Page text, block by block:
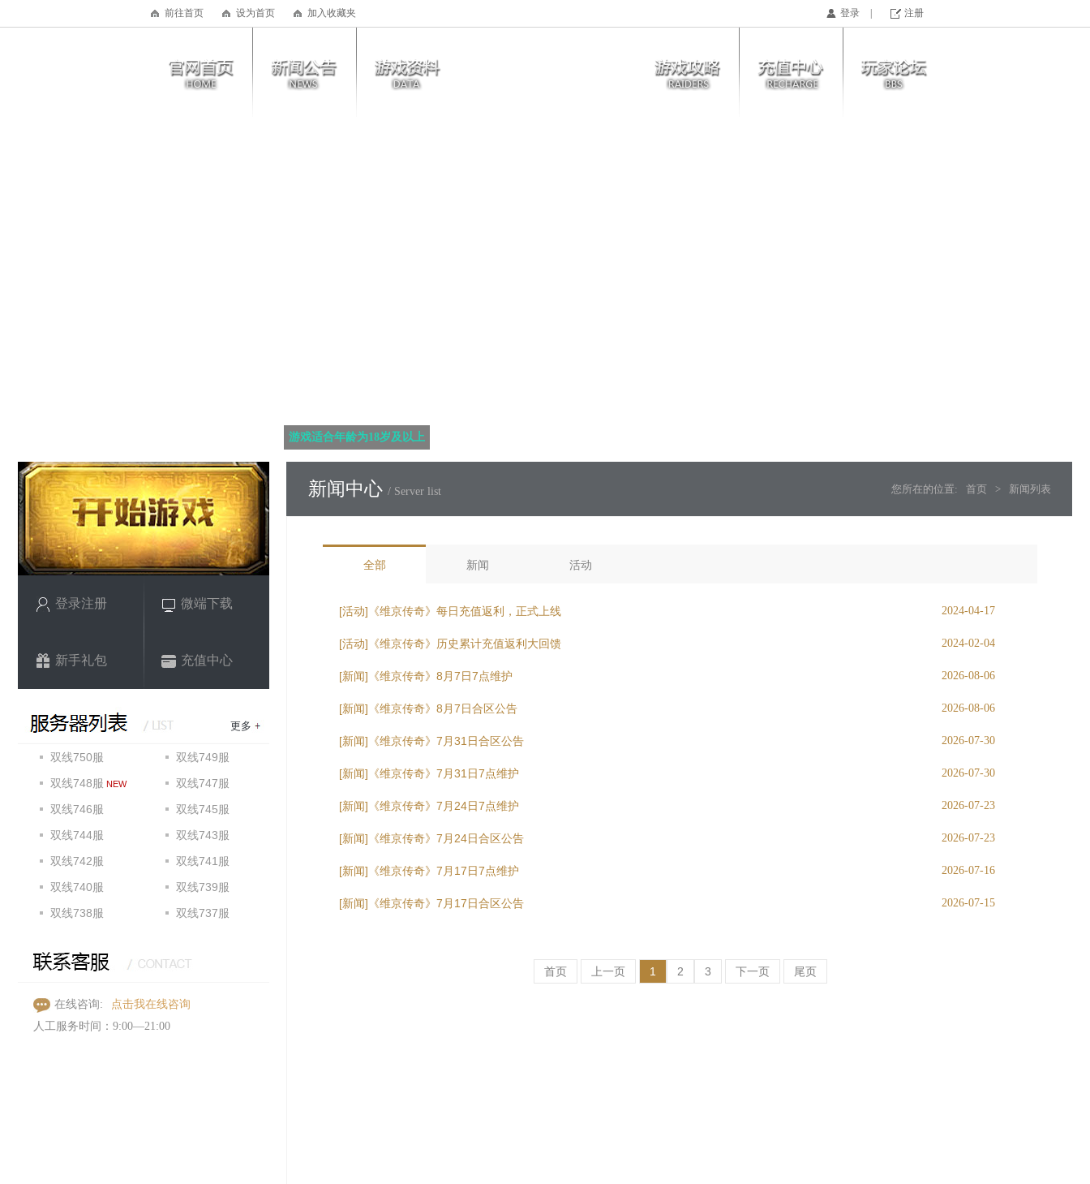
前往首页 设为首页 加入收藏夹 登录 注册
游戏适合年龄为18岁及以上
登录注册 微端下载
新手礼包 充值中心
更多
双线750服
双线749服
双线748服 NEW
双线747服
双线746服
双线745服
双线744服
双线743服
双线742服
双线741服
双线740服
双线739服
双线738服
双线737服
在线咨询: 点击我在线咨询
人工服务时间：9:00—21:00
新闻中心 / Server list 您所在的位置: 首页 > 新闻列表
全部 新闻 活动
[活动]《维京传奇》每日充值返利，正式上线 2024-04-17
[活动]《维京传奇》历史累计充值返利大回馈 2024-02-04
[新闻]《维京传奇》8月7日7点维护 2026-08-06
[新闻]《维京传奇》8月7日合区公告 2026-08-06
[新闻]《维京传奇》7月31日合区公告 2026-07-30
[新闻]《维京传奇》7月31日7点维护 2026-07-30
[新闻]《维京传奇》7月24日7点维护 2026-07-23
[新闻]《维京传奇》7月24日合区公告 2026-07-23
[新闻]《维京传奇》7月17日7点维护 2026-07-16
[新闻]《维京传奇》7月17日合区公告 2026-07-15
首页 上一页 1 2 3 下一页 尾页